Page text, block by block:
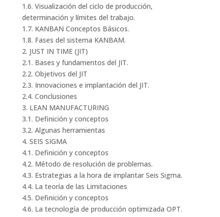
1.6. Visualización del ciclo de producción,
determinación y límites del trabajo.
1.7. KANBAN Conceptos Básicos.
1.8. Fases del sistema KANBAM.
2. JUST IN TIME (JIT)
2.1. Bases y fundamentos del JIT.
2.2. Objetivos del JIT
2.3. Innovaciones e implantación del JIT.
2.4. Conclusiones
3. LEAN MANUFACTURING
3.1. Definición y conceptos
3.2. Algunas herramientas
4. SEIS SIGMA
4.1. Definición y conceptos
4.2. Método de resolución de problemas.
4.3. Estrategias a la hora de implantar Seis Sigma.
4.4. La teoría de las Limitaciones
4.5. Definición y conceptos
4.6. La tecnología de producción optimizada OPT.